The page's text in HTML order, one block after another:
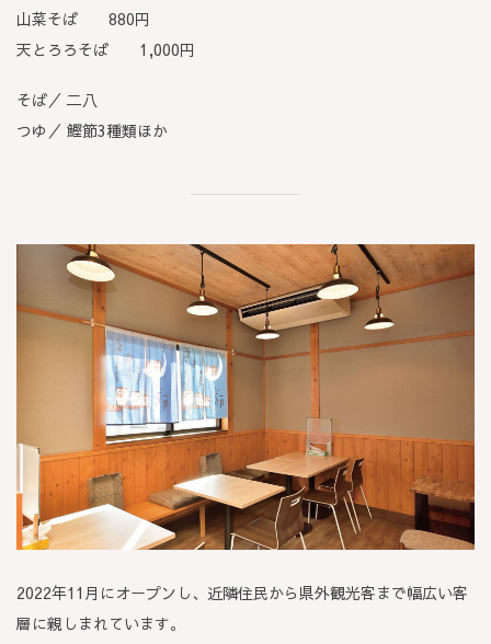
山菜そば 880円
天とろろそば 1,000円
そば／ 二八
つゆ／ 鰹節3種類ほか
2022年11月にオープンし、近隣住民から県外観光客まで幅広い客
層に親しまれています。